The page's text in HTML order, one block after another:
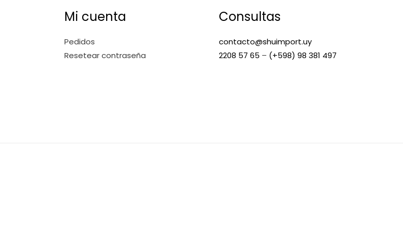
Mi cuenta
Pedidos
Resetear contraseña
Consultas
contacto@shuimport.uy
2208 57 65 – (+598) 98 381 497